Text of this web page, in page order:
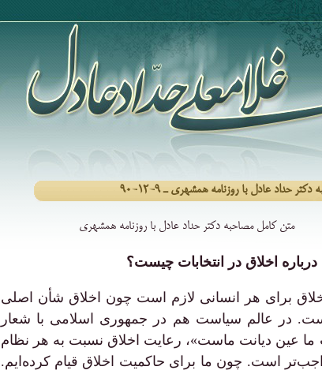
دکتر حداد عادل با روزنامه همشهری ـ ۹-۱۲-۹۰
متن کامل مصاحبه دکتر حداد عادل با روزنامه همشهری
اخلاق در انتخابات چیست؟
برای هر انسانی لازم است چون اخلاق شأن اصلی
در عالم سیاست هم در جمهوری اسلامی با شعار
عین دیانت ماست»، رعایت اخلاق نسبت به هر نظام
است. چون ما برای حاکمیت اخلاق قیام کرده‌ایم.